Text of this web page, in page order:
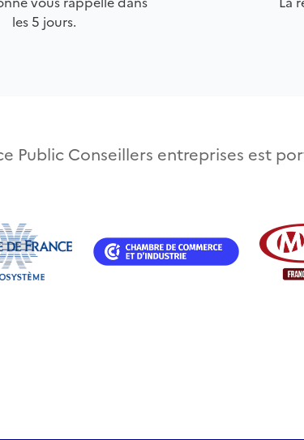
les 5 jours.
Public Conseillers entreprises est